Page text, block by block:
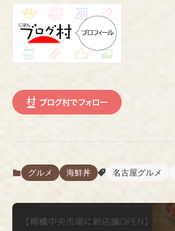
グルメ 海鮮丼 名古屋グルメ